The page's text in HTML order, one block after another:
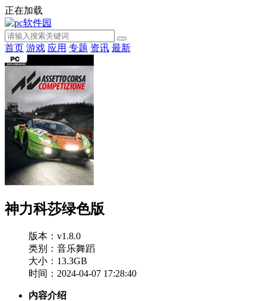
正在加载
首页 游戏 应用 专题 资讯 最新
神力科莎绿色版
版本：v1.8.0
类别：音乐舞蹈
大小：13.3GB
时间：2024-04-07 17:28:40
内容介绍